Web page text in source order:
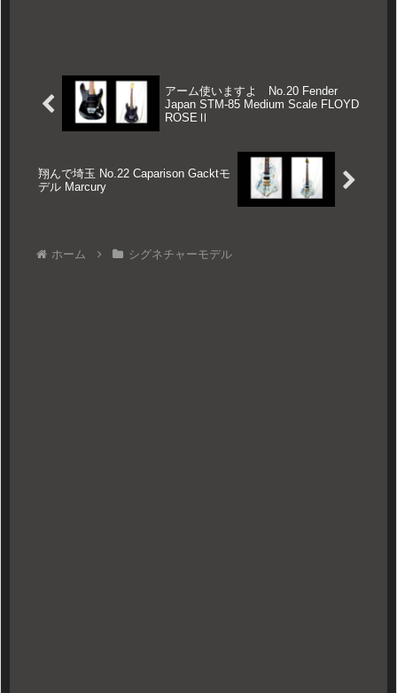
アーム使いますよ No.20 Fender
Japan STM-85 Medium Scale FLOYD
ROSEⅡ
翔んで埼玉 No.22 Caparison Gacktモ
デル Marcury
ホーム シグネチャーモデル